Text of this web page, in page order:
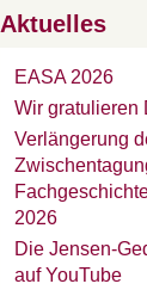
Aktuelles
EASA 2026
Wir gratulieren
Verlängerung
2026
Die Jensen-
auf YouTube